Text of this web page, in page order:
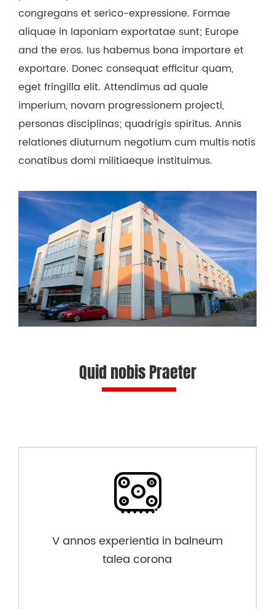
congregans et serico-expressione. Formae
aliquae in Iaponiam exportatae sunt; Europe
and the eros. Ius habemus bona importare et
exportare. Donec consequat efficitur quam,
eget fringilla elit. Attendimus ad quale
imperium, novam progressionem projecti,
personas disciplinas; quadrigis spiritus. Annis
relationes diuturnum negotium cum multis notis
conatibus domi militiaeque instituimus.
Quid nobis Praeter
V annos experientia in balneum
talea corona